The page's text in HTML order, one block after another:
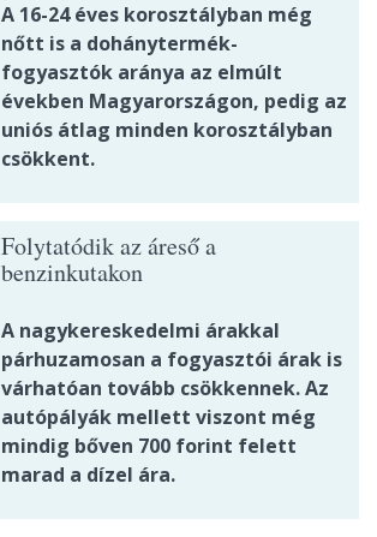
A 16-24 éves korosztályban még
nőtt is a dohánytermék-
fogyasztók aránya az elmúlt
években Magyarországon, pedig az
uniós átlag minden korosztályban
csökkent.
Folytatódik az áreső a
benzinkutakon
A nagykereskedelmi árakkal
párhuzamosan a fogyasztói árak is
várhatóan tovább csökkennek. Az
autópályák mellett viszont még
mindig bőven 700 forint felett
marad a dízel ára.